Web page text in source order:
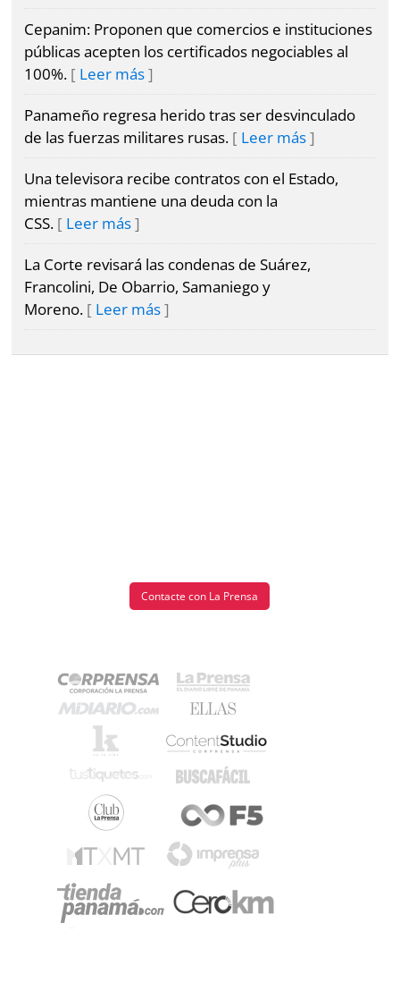
Cepanim: Proponen que comercios e instituciones
públicas acepten los certificados negociables al
100%.
Leer más
Panameño regresa herido tras ser desvinculado
de las fuerzas militares rusas.
Leer más
Una televisora recibe contratos con el Estado,
mientras mantiene una deuda con la
CSS.
Leer más
La Corte revisará las condenas de Suárez,
Francolini, De Obarrio, Samaniego y
Moreno.
Leer más
Contacte con La Prensa